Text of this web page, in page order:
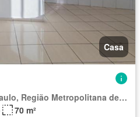
Casa
Região Imediata de São Paulo, Região Metropolitana de São Paulo
70 m²